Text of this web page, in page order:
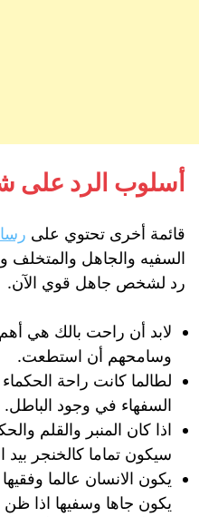
أسلوب الرد
قائمة أخرى تحتوي على
السفيه والجاهل والمتخلف
رد لشخص جاهل قوي الآن.
لابد أن راحت بالك هي
وسامحهم أن استطعت.
لطالما كانت راحة
السفهاء في وجود الباطل.
اذا كان المنبر والقلم
سيكون تماما كالخنجر
يكون الانسان عالما
يكون جاها وسفيها اذا ظن